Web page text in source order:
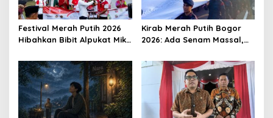
Festival Merah Putih 2026
Hibahkan Bibit Alpukat Miki
Bogor
Kirab Merah Putih Bogor
2026: Ada Senam Massal,
Angka 81